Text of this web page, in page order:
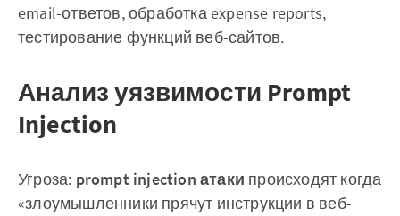
email-ответов, обработка expense reports,
тестирование функций веб-сайтов.
Анализ уязвимости Prompt
Injection
Угроза: prompt injection атаки происходят когда
«злоумышленники прячут инструкции в веб-